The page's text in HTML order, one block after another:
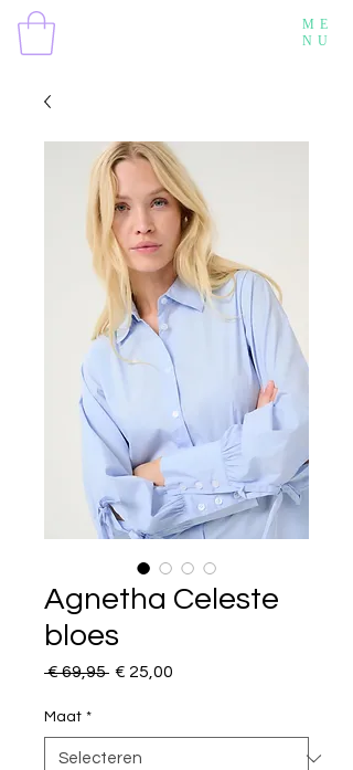
ME
NU
Agnetha Celeste
bloes
€ 69,95 Normale
€ 25,00
Maat *